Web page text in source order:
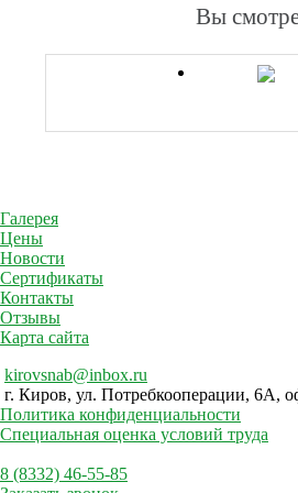
Вы
Галерея
Цены
Новости
Сертификаты
Контакты
Отзывы
Карта сайта
kirovsnab@inbox.ru
г. Киров, ул. Потребкооперации, 6А,
Политика конфиденциальности
Специальная оценка условий труда
8 (8332) 46-55-85